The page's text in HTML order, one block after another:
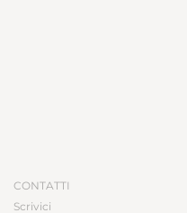
CONTATTI
Scrivici